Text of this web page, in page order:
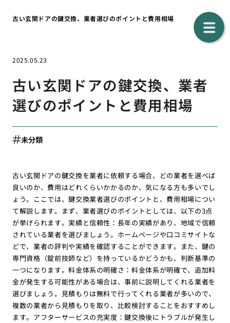
古い玄関ドアの鍵交換、業者選びのポイントと費用相場
2025.05.23
古い玄関ドアの鍵交換、業者
選びのポイントと費用相場
未分類
古い玄関ドアの鍵交換を業者に依頼する場合、どの業者を選べば
良いのか、費用はどれくらいかかるのか、気になる方も多いでし
ょう。ここでは、鍵交換業者選びのポイントと、費用相場につい
て解説します。まず、業者選びのポイントとしては、以下の3点
が挙げられます。実績と信頼性：長年の実績があり、地域で信頼
されている業者を選びましょう。ホームページや口コミサイトな
どで、業者の評判や実績を確認することができます。また、鍵の
専門資格（錠前技師など）を持っているかどうかも、判断基準の
一つになります。料金体系の明確さ：料金体系が明確で、追加料
金が発生する可能性がある場合は、事前に説明してくれる業者を
選びましょう。見積もりは無料で行ってくれる業者が多いので、
複数の業者から見積もりを取り、比較検討することをおすすめし
ます。アフターサービスの充実度：鍵交換後にトラブルが発生し